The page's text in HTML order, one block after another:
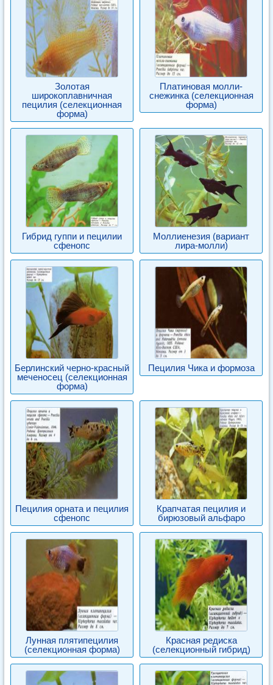
Золотая
широкоплавничная
пецилия (селекционная
форма)
Платиновая молли-
снежинка (селекционная
форма)
Гибрид гуппи и пецилии
сфенопс
Моллиенезия (вариант
лира-молли)
Берлинский черно-красный
меченосец (селекционная
форма)
Пецилия Чика и формоза
Пецилия орната и пецилия
сфенопс
Крапчатая пецилия и
бирюзовый альфаро
Лунная плятипецилия
(селекционная форма)
Красная редиска
(селекционный гибрид)